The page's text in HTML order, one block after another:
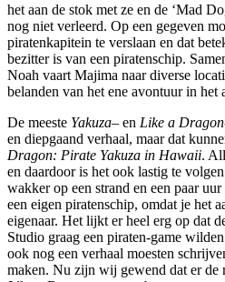
het aan de stok met ze en de ‘Mad
nog niet verleerd. Op een gegeven
piratenkapitein te verslaan en dat
bezitter is van een piratenschip.
Noah vaart Majima naar diverse
belanden van het ene avontuur in het
De meeste Yakuza– en Like a Dragon
en diepgaand verhaal, maar dat
Dragon: Pirate Yakuza in Hawaii.
en daardoor is het ook lastig te
wakker op een strand en een paar
een eigen piratenschip, omdat je het
eigenaar. Het lijkt er heel erg op dat
Studio graag een piraten-game
ook nog een verhaal moesten
maken. Nu zijn wij gewend dat er de